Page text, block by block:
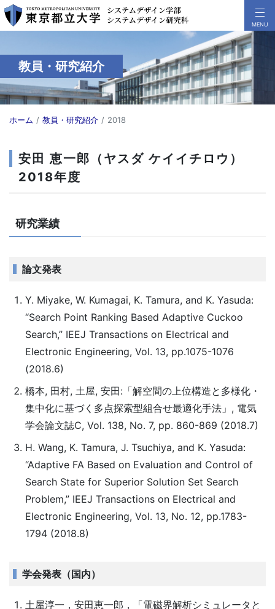
教員・研究紹介
ホーム 教員・研究紹介 2018
安田 恵一郎（ヤスダ ケイイチロウ）
2018年度
研究業績
論文発表
Y. Miyake, W. Kumagai, K. Tamura, and K. Yasuda:
“Search Point Ranking Based Adaptive Cuckoo
Search,” IEEJ Transactions on Electrical and
Electronic Engineering, Vol. 13, pp.1075-1076
(2018.6)
橋本, 田村, 土屋, 安田:「解空間の上位構造と多様化・
集中化に基づく多点探索型組合せ最適化手法」, 電気
学会論文誌C, Vol. 138, No. 7, pp. 860-869 (2018.7)
H. Wang, K. Tamura, J. Tsuchiya, and K. Yasuda:
“Adaptive FA Based on Evaluation and Control of
Search State for Superior Solution Set Search
Problem,” IEEJ Transactions on Electrical and
Electronic Engineering, Vol. 13, No. 12, pp.1783-
1794 (2018.8)
学会発表（国内）
土屋淳一，安田恵一郎，「電磁界解析シミュレータと